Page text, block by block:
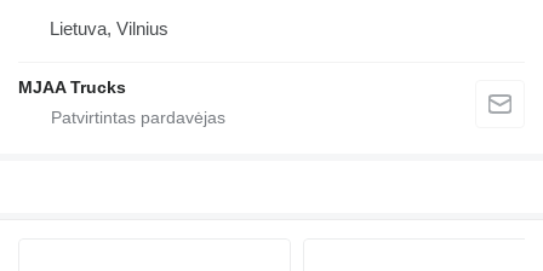
Lietuva, Vilnius
MJAA Trucks